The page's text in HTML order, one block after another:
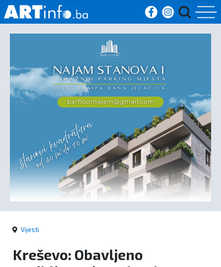
Vijesti
Sport
Crna
kronika
Politika
Vijesti
Kreševo: Obavljeno